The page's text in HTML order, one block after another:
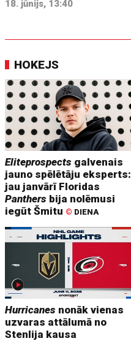
18. jūnijs, 13:40
HOKEJS
Eliteprospects galvenais
jauno spēlētāju eksperts:
jau janvārī Floridas
Panthers bija nolēmusi
iegūt Šmitu © DIENA
Hurricanes nonāk vienas
uzvaras attālumā no
Stenlija kausa